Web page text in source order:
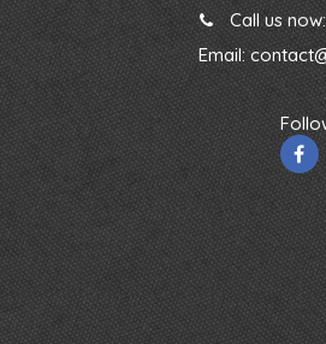
Call us
Email: